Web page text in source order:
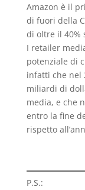
Amazon è il
di fuori della
di oltre il 40%
I retailer
potenziale di
infatti che nel
miliardi di
media, e che
entro la fine
rispetto
P.S.: